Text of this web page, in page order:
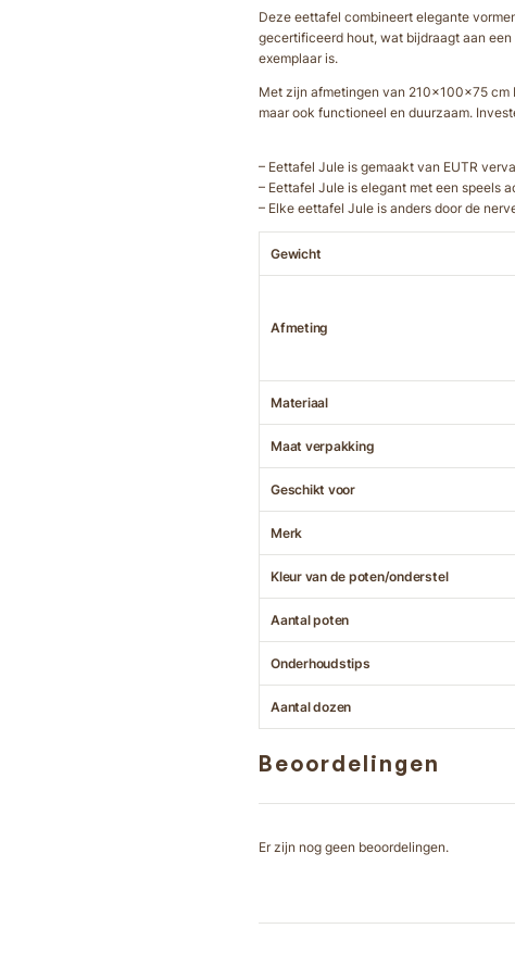
Deze eettafel combineert elegante
gecertificeerd hout, wat bijdraagt aan
exemplaar is.
Met zijn afmetingen van 210x100x75 cm
maar ook functioneel en duurzaam.
– Eettafel Jule is gemaakt van EUTR
– Eettafel Jule is elegant met een speels
– Elke eettafel Jule is anders door de
Gewicht
Afmeting
Materiaal
Maat verpakking
Geschikt voor
Merk
Kleur van de poten/onderstel
Aantal poten
Onderhoudstips
Aantal dozen
Beoordelingen
Er zijn nog geen beoordelingen.